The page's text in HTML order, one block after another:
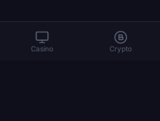
Casino Crypto